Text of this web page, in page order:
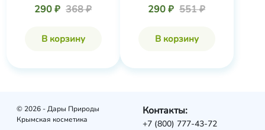
290 ₽ 368 ₽
В корзину
290 ₽ 551 ₽
В корзину
© 2026 - Дары Природы
Крымская косметика
Контакты:
+7 (800) 777-43-72